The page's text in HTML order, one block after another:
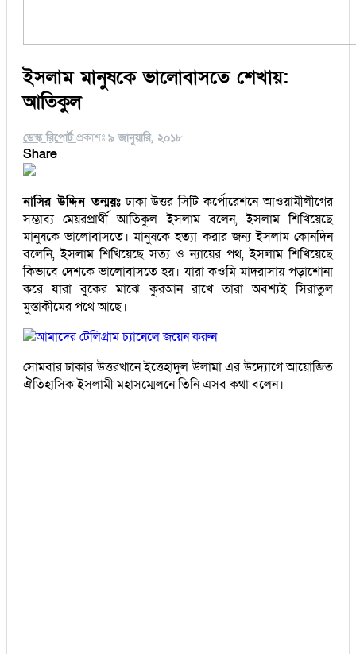
ইসলাম মানুষকে ভালোবাসতে শেখায়:
আতিকুল
ডেস্ক রিপোর্ট প্রকাশঃ ৯ জানুয়ারি, ২০১৮
Share
নাসির উদ্দিন তন্ময়ঃঢাকা উত্তর সিটি কর্পোরেশনে আওয়ামীলীগের
সম্ভাব্য মেয়রপ্রার্থী আতিকুল ইসলাম বলেন, ইসলাম শিখিয়েছে
মানুষকে ভালোবাসতে। মানুষকে হত্যা করার জন্য ইসলাম কোনদিন
বলেনি, ইসলাম শিখিয়েছে সত্য ও ন্যায়ের পথ, ইসলাম শিখিয়েছে
কিভাবে দেশকে ভালোবাসতে হয়। যারা কওমি মাদরাসায় পড়াশোনা
করে যারা বুকের মাঝে কুরআন রাখে তারা অবশ্যই সিরাতুল
মুস্তাকীমের পথে আছে।
আমাদের টেলিগ্রাম চ্যানেলে জয়েন করুন
সোমবার ঢাকার উত্তরখানে ইত্তেহাদুল উলামা এর উদ্যোগে আয়োজিত
ঐতিহাসিক ইসলামী মহাসম্মেলনে তিনি এসব কথা বলেন।